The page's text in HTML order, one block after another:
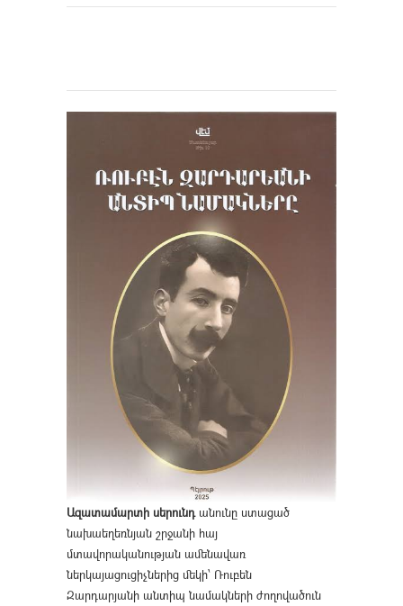
Ազատամարտի սերունդանունը ստացած
նախաեղեռնյան շրջանի հայ
մտավորականության ամենավառ
ներկայացուցիչներից մեկի՝ Ռուբեն
Զարդարյանի անտիպ նամակների ժողովածուն